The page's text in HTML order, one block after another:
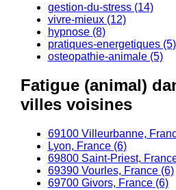
gestion-du-stress (14)
vivre-mieux (12)
hypnose (8)
pratiques-energetiques (5)
osteopathie-animale (5)
Fatigue (animal)
villes voisines
69100 Villeurbanne,
Lyon, France (6)
69800 Saint-Priest,
69390 Vourles, France (6)
69700 Givors, France (6)